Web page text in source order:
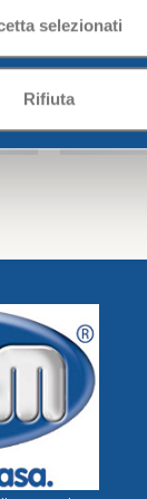
selezionati
Rifiuta
1,88€
Add To Cart